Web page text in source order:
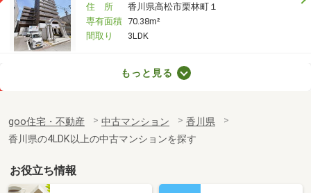
住 所
香川県高松市栗林町１
専有面積 70.38m²
間取り
3LDK
専有面積 62.07m²
間取り
2SDK
香川県高松市栗林町１丁目
もっと見る
goo住宅・不動産 中古マンション
香川県
香川県の4LDK以上の中古マンションを探す
お役立ち情報